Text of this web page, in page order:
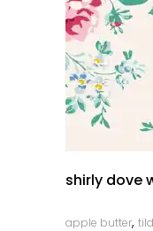
shirly dove
apple butter,